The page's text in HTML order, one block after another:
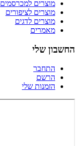
מוצרים למכרסמים
מוצרים לציפורים
מוצרים לדגים
מאמרים
החשבון שלי
התחבר
הרשם
הזמנות שלי